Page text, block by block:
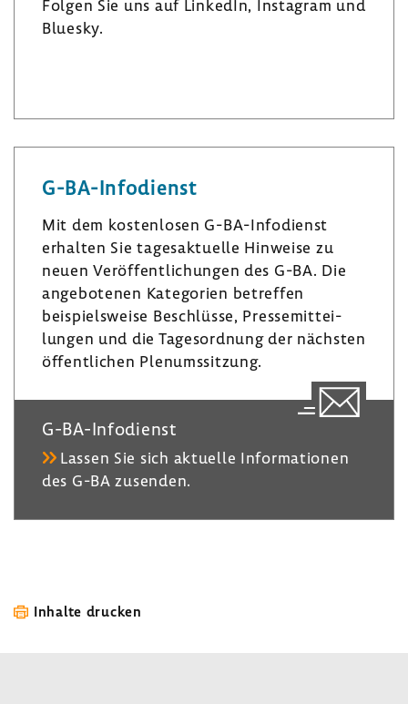
Folgen Sie uns auf LinkedIn, Insta­gram und
Bluesky.
n
k
d
n
s
t
­
r
a
m
u
e
k
G-​BA-Infodienst
Mit dem kosten­losen G-​BA-Infodienst
erhalten Sie tages­ak­tu­elle Hinweise zu
neuen Veröf­fent­li­chungen des G-BA. Die
ange­bo­tenen Kate­go­rien betreffen
beispiels­weise Beschlüsse, Pres­se­mit­tei­
lungen und die Tages­ord­nung der nächsten
öffent­li­chen Plenumssit­zung.
G-​BA-Infodienst
Lassen Sie sich aktu­elle Infor­ma­tionen
des G-BA zusenden.
Inhalte drucken